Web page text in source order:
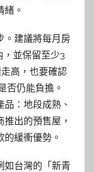
。
。建議將每月房
，並保留至少3
高，也要確認
否仍能負擔。
：地段成熟、
出的預售屋，
緩衝優勢。
如台灣的「新青